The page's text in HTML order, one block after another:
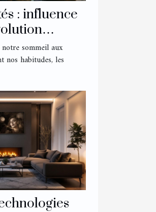
: influence
nos routines
sommeil aux
nos habitudes, les